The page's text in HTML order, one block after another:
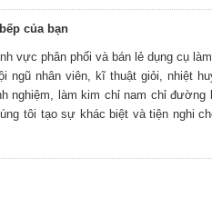
của bạn
vực phân phối và bán lẻ dụng cụ
ngũ nhân viên, kĩ thuật giỏi, nhiệt
nghiệm, làm kim chỉ nam chỉ đường
tôi tạo sự khác biệt và tiện nghi